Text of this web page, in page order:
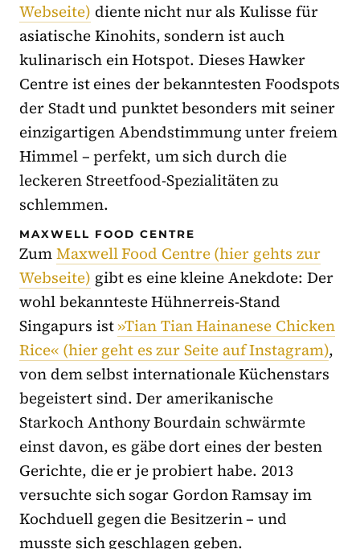
Webseite) diente nicht nur als Kulisse für
asiatische Kinohits, sondern ist auch
kulinarisch ein Hotspot. Dieses Hawker
Centre ist eines der bekanntesten Foodspots
der Stadt und punktet besonders mit seiner
einzigartigen Abendstimmung unter freiem
Himmel – perfekt, um sich durch die
leckeren Streetfood-Spezialitäten zu
schlemmen.
MAXWELL FOOD CENTRE
ZumMaxwell Food Centre (hier gehts zur
Webseite) gibt es eine kleine Anekdote: Der
wohl bekannteste Hühnerreis-Stand
Singapurs ist»Tian Tian Hainanese Chicken
Rice« (hier geht es zur Seite auf Instagram),
von dem selbst internationale Küchenstars
begeistert sind. Der amerikanische
Starkoch Anthony Bourdain schwärmte
einst davon, es gäbe dort eines der besten
Gerichte, die er je probiert habe. 2013
versuchte sich sogar Gordon Ramsay im
Kochduell gegen die Besitzerin – und
musste sich geschlagen geben.